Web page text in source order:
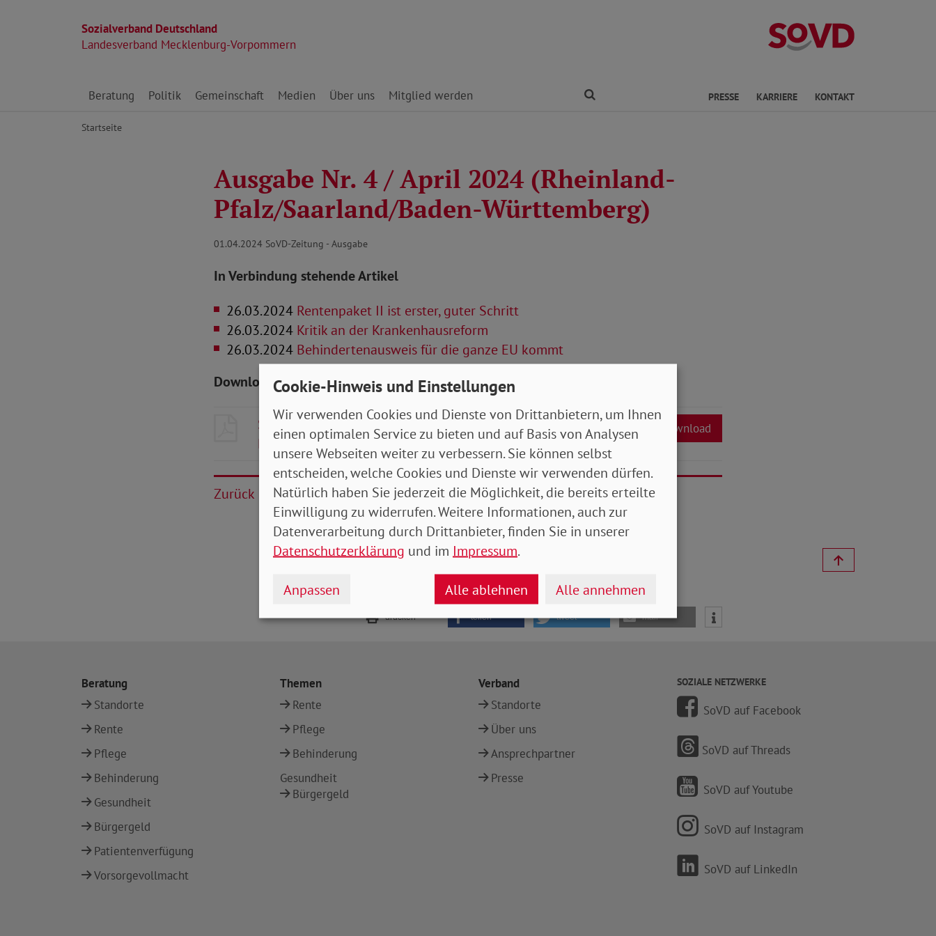
Sozialverband Deutschland
Landesverband Mecklenburg-Vorpommern
Landesverband
Direkt zu den Inhalten springen
Beratung Politik Gemeinschaft Medien Über uns Mitglied werden PRESSE KARRIERE KONTAKT
Startseite
Ausgabe Nr. 4 / April 2024 (Rheinland-
Pfalz/Saarland/Baden-Württemberg)
01.04.2024 SoVD-Zeitung - Ausgabe
In Verbindung stehende Artikel
26.03.2024 Rentenpaket II ist erster, guter Schritt
26.03.2024 Kritik an der Krankenhausreform
26.03.2024 Behindertenausweis für die ganze EU kommt
Downloads zum Artikel
SoVD-Zeitung 04/2024 (Rheinland-Pfalz/Saarland,
Baden-Württemberg)- 5 MB
Download
Zurück
drucken teilen tweet mail
Beratung
Standorte
Rente
Pflege
Behinderung
Gesundheit
Bürgergeld
Patientenverfügung
Vorsorgevollmacht
Themen
Rente
Pflege
Behinderung
Gesundheit
Bürgergeld
Verband
Standorte
Über uns
Ansprechpartner
Presse
SOZIALE NETZWERKE
SoVD auf Facebook
SoVD auf Threads
SoVD auf Youtube
SoVD auf Instagram
SoVD auf LinkedIn
Cookie-Hinweis und Einstellungen
Wir verwenden Cookies und Dienste von Drittanbietern, um Ihnen
einen optimalen Service zu bieten und auf Basis von Analysen
unsere Webseiten weiter zu verbessern. Sie können selbst
entscheiden, welche Cookies und Dienste wir verwenden dürfen.
Natürlich haben Sie jederzeit die Möglichkeit, die bereits erteilte
Einwilligung zu widerrufen. Weitere Informationen, auch zur
Datenverarbeitung durch Drittanbieter, finden Sie in unserer
Datenschutzerklärung und im Impressum.
Anpassen Alle ablehnen Alle annehmen